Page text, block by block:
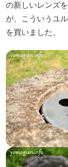
の新しいレンズ
が、こういうユ
を買いました。